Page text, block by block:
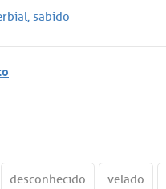
, sabido
desconhecido velado